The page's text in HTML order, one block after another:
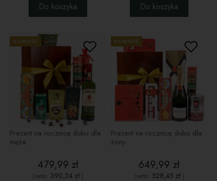
Do koszyka Do koszyka
Prezent na rocznicę ślubu dla
męża
479,99 zł
(netto: 390,24 zł )
NOWOŚĆ
Prezent na rocznicę ślubu dla
żony
649,99 zł
(netto: 528,45 zł )
NOWOŚĆ